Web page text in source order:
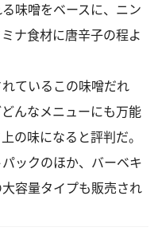
味噌をベースに、ニン
ナ食材に唐辛子の程よ
ているこの味噌だれ
んなメニューにも万能
の味になると評判だ。
ックのほか、バーベキ
容量タイプも販売され